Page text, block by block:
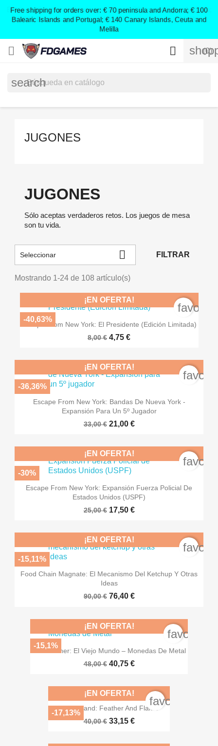
Free shipping for orders over: € 70 peninsula and Andorra; € 100
Balearic Islands and Portugal; € 140 Canary Islands, Ceuta and
Melilla
 (0)

search
JUGONES
JUGONES
Sólo aceptas verdaderos retos. Los juegos de mesa
son tu vida.
Seleccionar  FILTRAR
Mostrando 1-24 de 108 artículo(s)
Escape From New York: El Presidente (Edición Limitada)
8,00 € 4,75 €
¡EN OFERTA!
-40,63%
Escape From New York: Bandas De Nueva York -
Expansión Para Un 5º Jugador
33,00 € 21,00 €
¡EN OFERTA!
-36,36%
Escape From New York: Expansión Fuerza Policial De
Estados Unidos (USPF)
25,00 € 17,50 €
¡EN OFERTA!
-30%
Food Chain Magnate: El Mecanismo Del Ketchup Y Otras
Ideas
90,00 € 76,40 €
¡EN OFERTA!
-15,11%
The Witcher: El Viejo Mundo – Monedas De Metal
48,00 € 40,75 €
¡EN OFERTA!
-15,1%
Spirit Island: Feather And Flame
40,00 € 33,15 €
¡EN OFERTA!
-17,13%